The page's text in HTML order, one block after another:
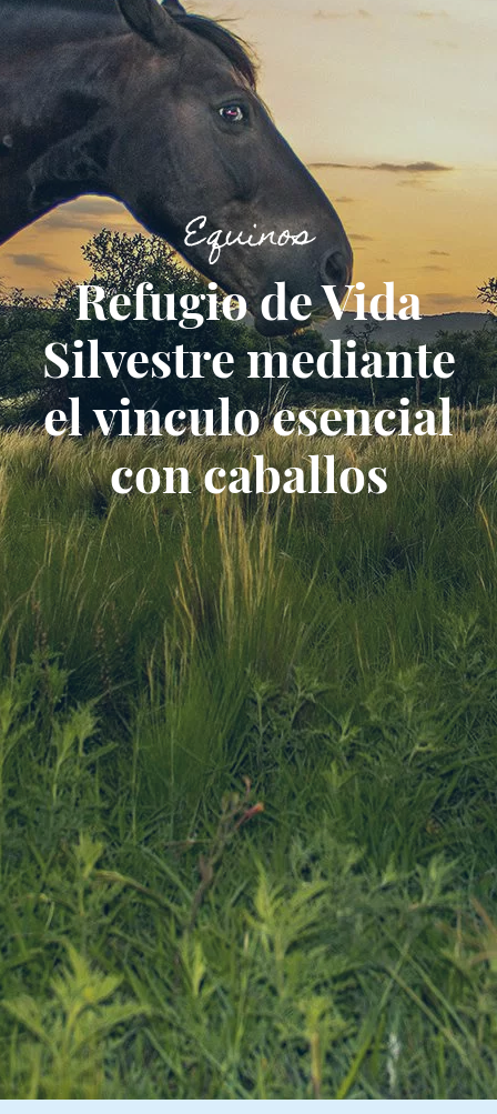
Equinos
Refugio de Vida
Silvestre mediante
el vinculo esencial
con caballos